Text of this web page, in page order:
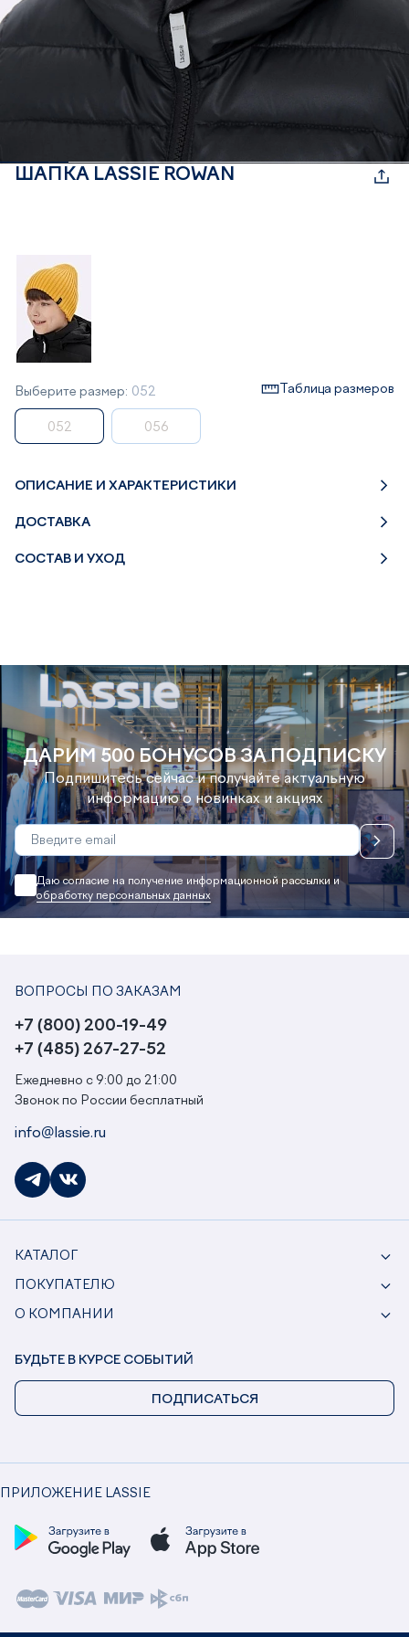
ШАПКА LASSIE ROWAN
Выберите размер: 052 Таблица размеров
052 056
ОПИСАНИЕ И ХАРАКТЕРИСТИКИ
ДОСТАВКА
СОСТАВ И УХОД
ДАРИМ 500 БОНУСОВ ЗА ПОДПИСКУ
Подпишитесь сейчас и получайте актуальную
информацию о новинках и акциях
Даю согласие на получение информационной рассылки и
обработку персональных данных
ВОПРОСЫ ПО ЗАКАЗАМ
+7 (800) 200-19-49
+7 (485) 267-27-52
Ежедневно с 9:00 до 21:00
Звонок по России бесплатный
info@lassie.ru
КАТАЛОГ
ПОКУПАТЕЛЮ
О КОМПАНИИ
ПРИЛОЖЕНИЕ LASSIE
БУДЬТЕ В КУРСЕ СОБЫТИЙ
ПОДПИСАТЬСЯ